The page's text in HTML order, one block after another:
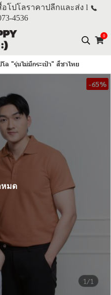
อโปโลราคาปลีกและส่ง l
4536
0
โล "รุ่นไม่มีกระเป๋า" สีชาไทย
1/1
-65%
มด